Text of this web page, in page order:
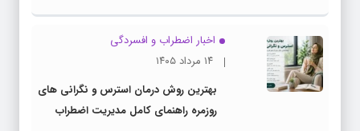
اخبار اضطراب و افسردگی
۱۴ مرداد ۱۴۰۵
بهترین روش درمان استرس و نگرانی های
روزمره راهنمای کامل مدیریت اضطراب